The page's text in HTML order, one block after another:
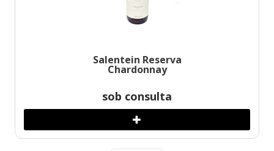
Salentein Reserva
Chardonnay
sob consulta